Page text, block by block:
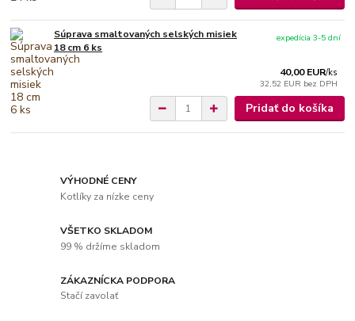
Súprava smaltovaných selských misiek
18 cm 6 ks
40,00 EUR/ks
32,52 EUR bez DPH
expedícia 3-5 dní
Pridať do košíka
VÝHODNÉ CENY
Kotlíky za nízke ceny
VŠETKO SKLADOM
99 % držíme skladom
ZÁKAZNÍCKA PODPORA
Stačí zavolať